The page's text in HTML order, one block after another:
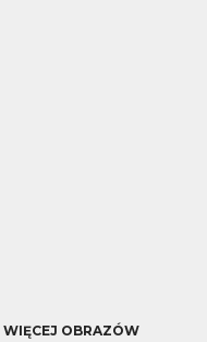
WIĘCEJ OBRAZÓW